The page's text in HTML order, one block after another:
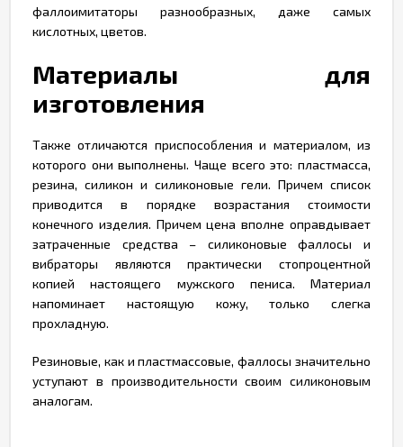
фаллоимитаторы разнообразных, даже самых
кислотных, цветов.
Материалы для
изготовления
Также отличаются приспособления и материалом, из
которого они выполнены. Чаще всего это: пластмасса,
резина, силикон и силиконовые гели. Причем список
приводится в порядке возрастания стоимости
конечного изделия. Причем цена вполне оправдывает
затраченные средства – силиконовые фаллосы и
вибраторы являются практически стопроцентной
копией настоящего мужского пениса. Материал
напоминает настоящую кожу, только слегка
прохладную.
Резиновые, как и пластмассовые, фаллосы значительно
уступают в производительности своим силиконовым
аналогам.